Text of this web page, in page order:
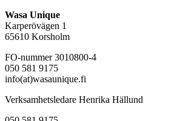
Wasa Unique
Karperövägen 1
65610 Korsholm
FO-nummer 3010800-4
050 581 9175
info(at)wasaunique.fi
Verksamhetsledare Henrika Hällund